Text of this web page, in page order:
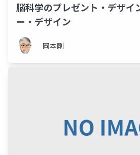
脳科学のプレゼント・デザイ
ー・デザイン
岡本剛